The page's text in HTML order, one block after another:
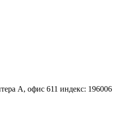
А, офис 611 индекс: 196006